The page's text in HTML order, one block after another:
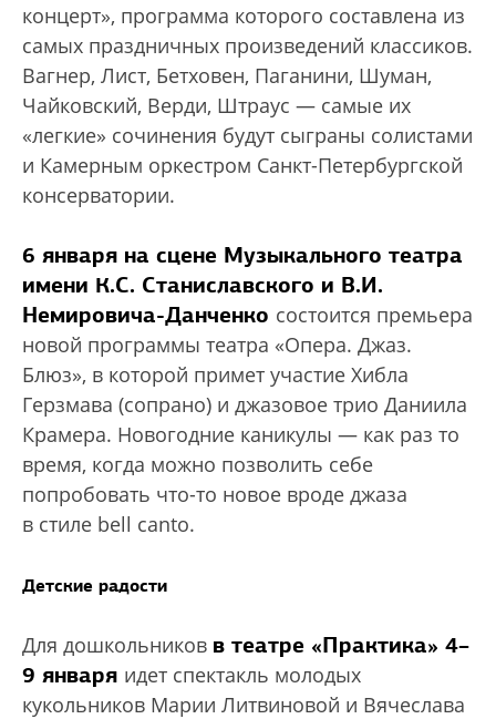
концерт», программа которого составлена из
самых праздничных произведений классиков.
Вагнер, Лист, Бетховен, Паганини, Шуман,
Чайковский, Верди, Штраус — самые их
«легкие» сочинения будут сыграны солистами
и Камерным оркестром Санкт-Петербургской
консерватории.
6 января на сцене Музыкального театра
имени К.С. Станиславского и В.И.
Немировича-Данченко состоится премьера
новой программы театра «Опера. Джаз.
Блюз», в которой примет участие Хибла
Герзмава (сопрано) и джазовое трио Даниила
Крамера. Новогодние каникулы — как раз то
время, когда можно позволить себе
попробовать что-то новое вроде джаза
в стиле bell canto.
Детские радости
Для дошкольников в театре «Практика» 4–
9 января идет спектакль молодых
кукольников Марии Литвиновой и Вячеслава